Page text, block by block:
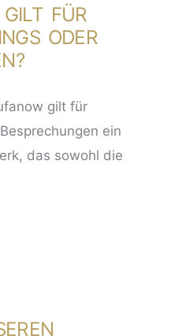
FÜR
ODER
gilt für
ein
das sowohl die